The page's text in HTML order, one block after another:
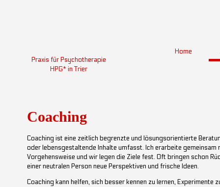
Home
Praxis für Psychotherapie
HPG* in Trier
Coaching
Coaching ist eine zeitlich begrenzte und lösungsorientierte
oder lebensgestaltende Inhalte umfasst. Ich erarbeite gemeinsam
Vorgehensweise und wir legen die Ziele fest. Oft bringen schon
einer neutralen Person neue Perspektiven und frische Ideen.
Coaching kann helfen, sich besser kennen zu lernen, Experimente